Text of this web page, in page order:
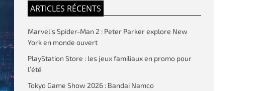
ARTICLES RÉCENTS
Marvel’s Spider-Man 2 : Peter Parker explore New
York en monde ouvert
PlayStation Store : les jeux familiaux en promo pour
l’été
Tokyo Game Show 2026 : Bandai Namco